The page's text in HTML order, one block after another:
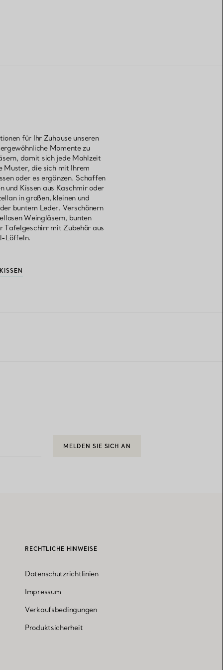
für Ihr Zuhause unseren
Momente zu
damit sich jede Mahlzeit
Muster, die sich mit Ihrem
oder es ergänzen. Schaffen
und Kissen aus Kaschmir oder
in großen, kleinen und
buntem Leder. Verschönern
Weingläsern, bunten
Tafelgeschirr mit Zubehör aus
Löffeln.
MELDEN SIE SICH AN
RECHTLICHE HINWEISE
Datenschutzrichtlinien
Impressum
Verkaufsbedingungen
Produktsicherheit